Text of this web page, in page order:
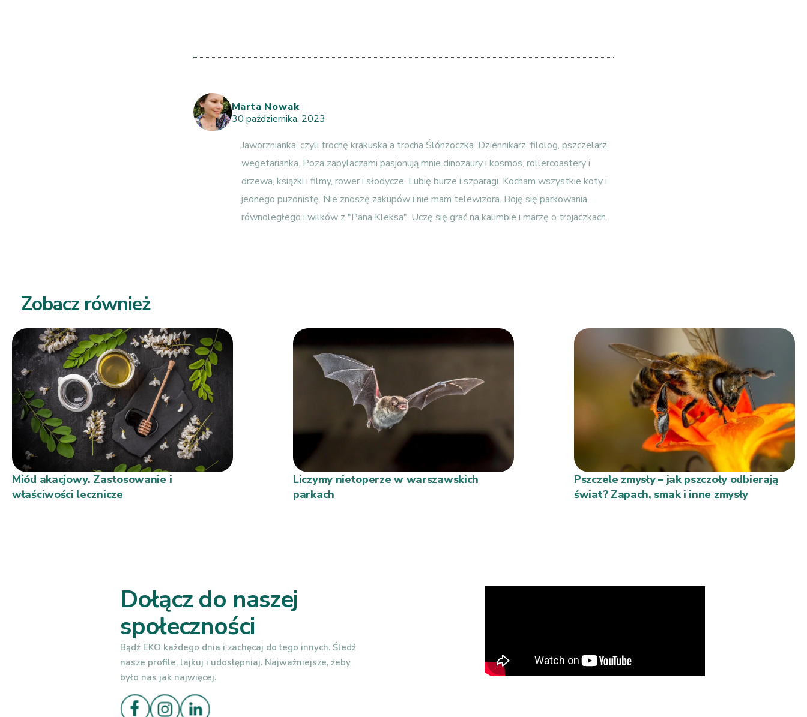
Marta Nowak
30 października, 2023
Jaworznianka, czyli trochę krakuska a trocha Ślónzoczka. Dziennikarz, filolog, pszczelarz,
wegetarianka. Poza zapylaczami pasjonują mnie dinozaury i kosmos, rollercoastery i
drzewa, książki i filmy, rower i słodycze. Lubię burze i szparagi. Kocham wszystkie koty i
jednego puzonistę. Nie znoszę zakupów i nie mam telewizora. Boję się parkowania
równoległego i wilków z "Pana Kleksa". Uczę się grać na kalimbie i marzę o trojaczkach.
Zobacz również
Miód akacjowy. Zastosowanie i
właściwości lecznicze
Liczymy nietoperze w warszawskich
parkach
Pszczele zmysły – jak pszczoły odbierają
świat? Zapach, smak i inne zmysły
Dołącz do naszej
społeczności
Bądź EKO każdego dnia i zachęcaj do tego innych. Śledź
nasze profile, lajkuj i udostępniaj. Najważniejsze, żeby
było nas jak najwięcej.